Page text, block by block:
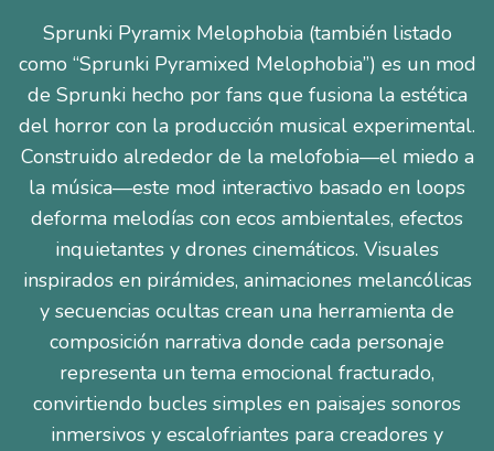
Sprunki Pyramix Melophobia (también listado
como “Sprunki Pyramixed Melophobia”) es un mod
de Sprunki hecho por fans que fusiona la estética
del horror con la producción musical experimental.
Construido alrededor de la melofobia—el miedo a
la música—este mod interactivo basado en loops
deforma melodías con ecos ambientales, efectos
inquietantes y drones cinemáticos. Visuales
inspirados en pirámides, animaciones melancólicas
y secuencias ocultas crean una herramienta de
composición narrativa donde cada personaje
representa un tema emocional fracturado,
convirtiendo bucles simples en paisajes sonoros
inmersivos y escalofriantes para creadores y